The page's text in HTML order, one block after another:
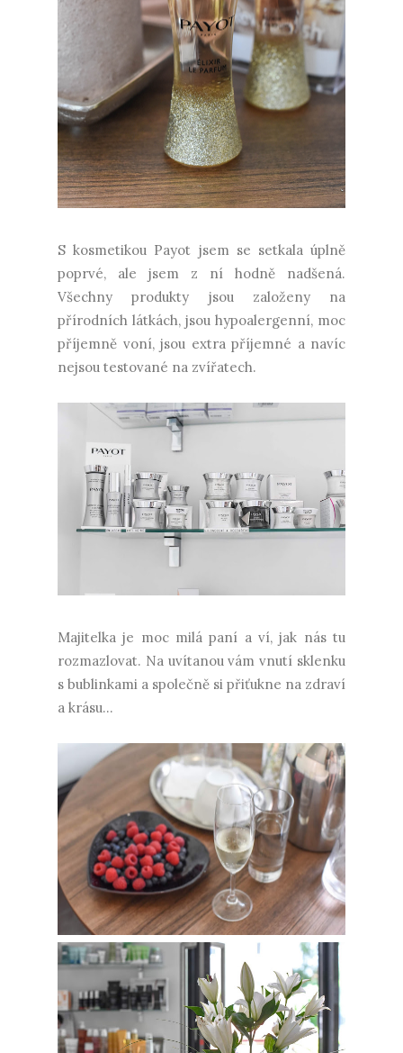
S kosmetikou Payot jsem se setkala úplně
poprvé, ale jsem z ní hodně nadšená.
Všechny produkty jsou založeny na
přírodních látkách, jsou hypoalergenní, moc
příjemně voní, jsou extra příjemné a navíc
nejsou testované na zvířatech.
Majitelka je moc milá paní a ví, jak nás tu
rozmazlovat. Na uvítanou vám vnutí sklenku
s bublinkami a společně si přiťukne na zdraví
a krásu...